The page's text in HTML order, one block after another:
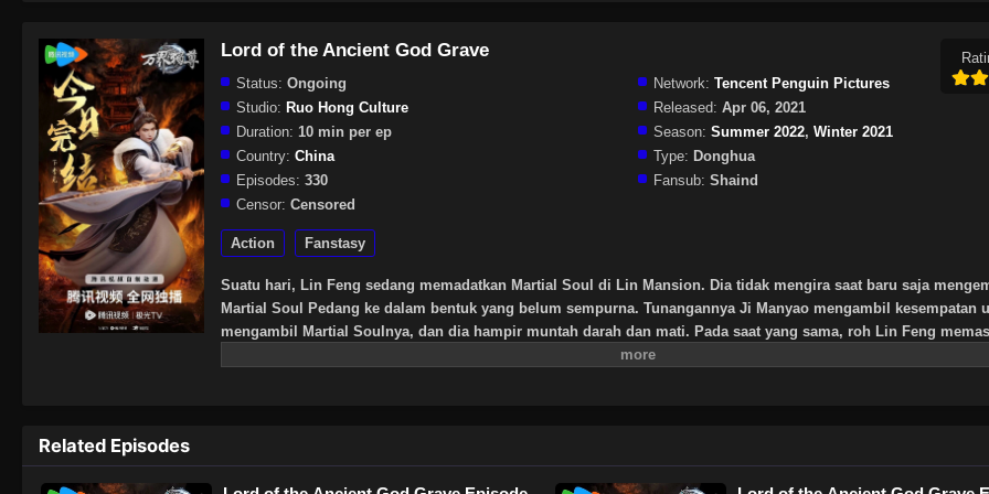
Lord of the Ancient God Grave
Status: Ongoing Network: Tencent Penguin Pictures
Studio: Ruo Hong Culture Released: Apr 06, 2021
Duration: 10 min per ep Season: Summer 2022,Winter 2021
Country: China Type: Donghua
Episodes: 330 Fansub: Shaind
Censor: Censored
Action Fanstasy
Suatu hari, Lin Feng sedang memadatkan Martial Soul di Lin Mansion. Dia tidak mengira saat baru saja
Martial Soul Pedang ke dalam bentuk yang belum sempurna. Tunangannya Ji Manyao mengambil kesempatan
mengambil Martial Soulnya, dan dia hampir muntah darah dan mati. Pada saat yang sama, roh Lin Feng
pemakaman para dewa. Wanita misterius di tanah pemakaman memberi tahu Lin Feng bahwa dia bisa
tanah para dewa pemakaman untuk mengalahkan Praktisi Jiwa Kaisar— Lin Yuhong, orang-orang dari keluarga
Related Episodes